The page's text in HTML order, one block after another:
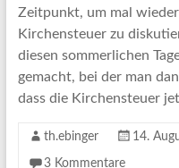
Zeitpunkt, um mal
Kirchensteuer zu
diesen sommerlichen
gemacht, bei der man
dass die Kirchensteuer
th.ebinger 14.
3 Kommentare